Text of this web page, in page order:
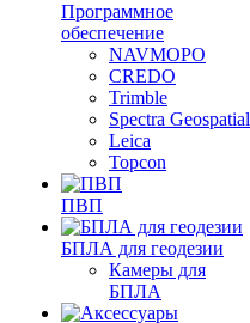
Программное
обеспечение
NAVMOPO
CREDO
Trimble
Spectra Geospatial
Leica
Topcon
ПВП
БПЛА для геодезии
Камеры для
БПЛА